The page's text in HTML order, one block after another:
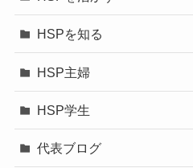
HSPを知る
HSP主婦
HSP学生
代表ブログ